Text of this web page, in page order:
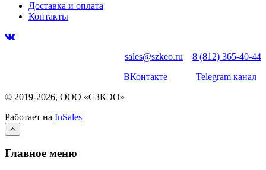
Доставка и оплата
Контакты
sales@szkeo.ru
8 (812) 365-40-44
ВКонтакте
Telegram канал
© 2019-2026, ООО «СЗКЭО»
Работает на InSales
Главное меню